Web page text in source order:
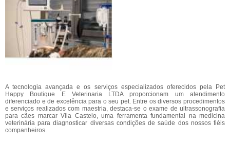
A tecnologia avançada e os serviços especializados oferecidos pela Pet
Happy Boutique E Veterinaria LTDA proporcionam um atendimento
diferenciado e de excelência para o seu pet. Entre os diversos procedimentos
e serviços realizados com maestria, destaca-se o exame de ultrassonografia
para cães marcar Vila Castelo, uma ferramenta fundamental na medicina
veterinária para diagnosticar diversas condições de saúde dos nossos fiéis
companheiros.